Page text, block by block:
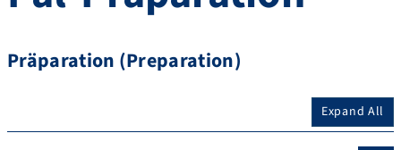
Präparation (Preparation)
Expand All